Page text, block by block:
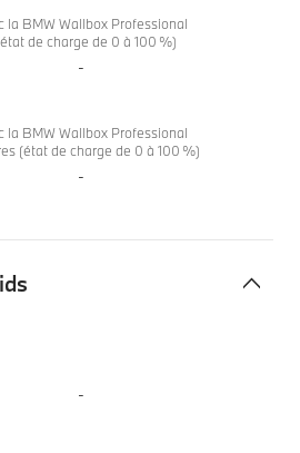
la BMW Wallbox Professional
de charge de 0 à 100 %)
-
la BMW Wallbox Professional
(état de charge de 0 à 100 %)
-
-